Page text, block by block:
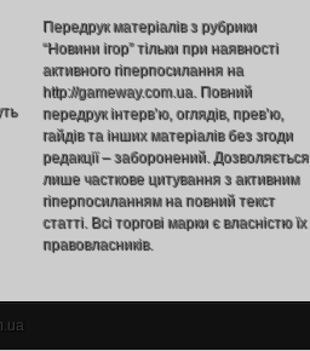
Передрук матеріалів з рубрики
“Новини ігор” тільки при наявності
активного гіперпосилання на
http://gameway.com.ua. Повний
передрук інтерв’ю, оглядів, прев’ю,
гайдів та інших матеріалів без згоди
редакції – заборонений. Дозволяється
лише часткове цитування з активним
гіперпосиланням на повний текст
статті. Всі торгові марки є власністю їх
правовласників.